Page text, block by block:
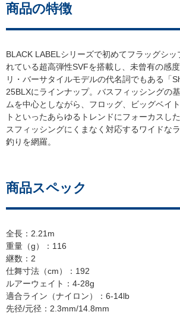
商品の特徴
BLACK LABELシリーズで初めてフラッグシッ
れている超高弾性SVFを搭載し、未曾有の感
リ・バーサタイルモデルの代名詞でもある「
25BLXにラインナップ。バスフィッシングの
ムを中心としながら、フロッグ、ビッグベイ
トといったあらゆるトレンドにフォーカスし
スフィッシングにくまなく対応するワイドな
釣りを網羅。
商品スペック
全長：2.21m
重量（g）：116
継数：2
仕舞寸法（cm）：192
ルアーウェイト：4-28g
適合ライン（ナイロン）：6-14lb
先径/元径：2.3mm/14.8mm